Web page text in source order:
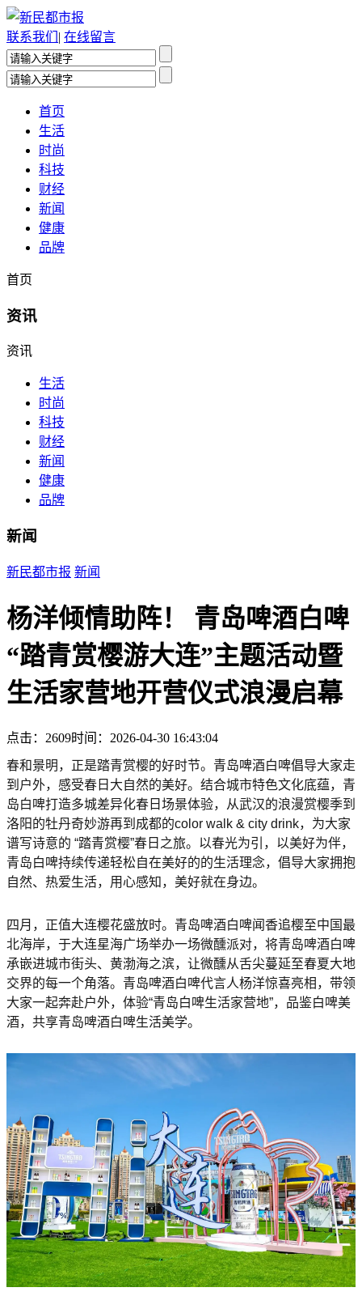
联系我们 | 在线留言
首页
生活
时尚
科技
财经
新闻
健康
品牌
首页
资讯
资讯
生活
时尚
科技
财经
新闻
健康
品牌
新闻
新民都市报 新闻
杨洋倾情助阵！ 青岛啤酒白啤
“踏青赏樱游大连”主题活动暨
生活家营地开营仪式浪漫启幕
点击：2609时间：2026-04-30 16:43:04
春和景明，正是踏青赏樱的好时节。青岛啤酒白啤倡导大家走
到户外，感受春日大自然的美好。结合城市特色文化底蕴，青
岛白啤打造多城差异化春日场景体验，从武汉的浪漫赏樱季到
洛阳的牡丹奇妙游再到成都的color walk & city drink，为大家
谱写诗意的 “踏青赏樱”春日之旅。以春光为引，以美好为伴，
青岛白啤持续传递轻松自在美好的的生活理念，倡导大家拥抱
自然、热爱生活，用心感知，美好就在身边。
四月，正值大连樱花盛放时。青岛啤酒白啤闻香追樱至中国最
北海岸，于大连星海广场举办一场微醺派对，将青岛啤酒白啤
承嵌进城市街头、黄渤海之滨，让微醺从舌尖蔓延至春夏大地
交界的每一个角落。青岛啤酒白啤代言人杨洋惊喜亮相，带领
大家一起奔赴户外，体验“青岛白啤生活家营地”，品鉴白啤美
酒，共享青岛啤酒白啤生活美学。